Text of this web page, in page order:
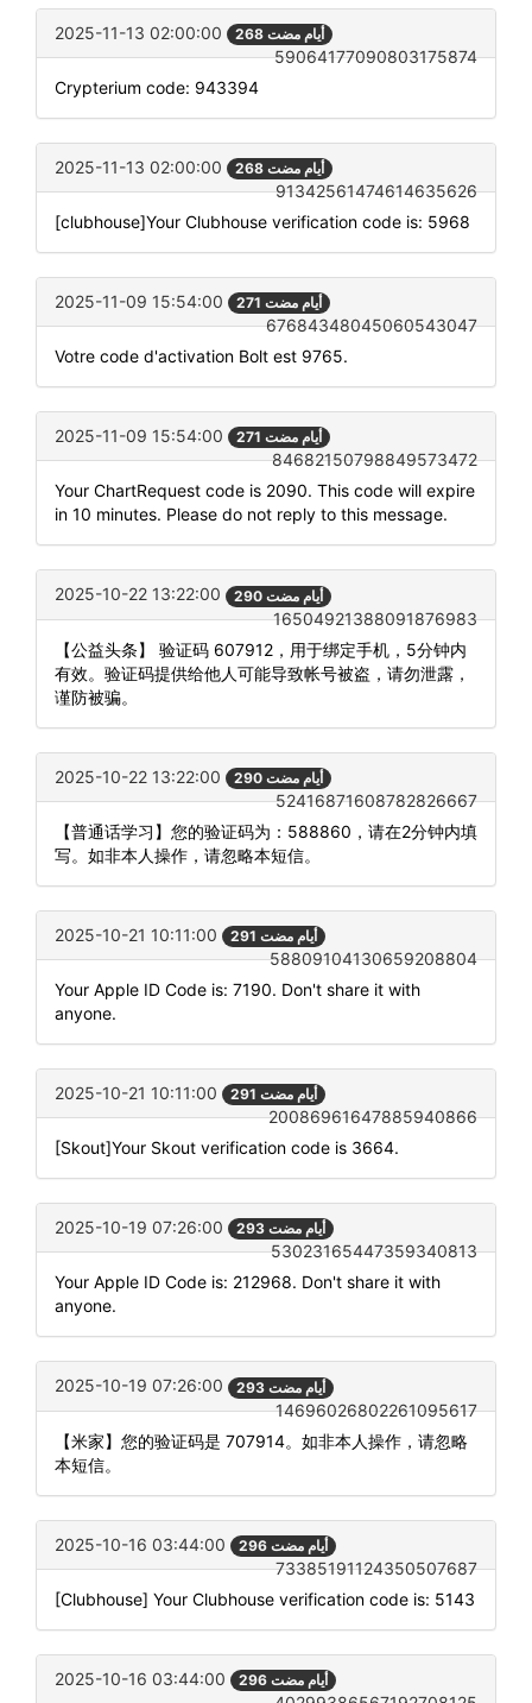
2025-11-13 02:00:00 268 أيام مضت
59064177090803175874
Crypterium code: 943394
2025-11-13 02:00:00 268 أيام مضت
91342561474614635626
[clubhouse]Your Clubhouse verification code is: 5968
2025-11-09 15:54:00 271 أيام مضت
67684348045060543047
Votre code d'activation Bolt est 9765.
2025-11-09 15:54:00 271 أيام مضت
84682150798849573472
Your ChartRequest code is 2090. This code will expire
in 10 minutes. Please do not reply to this message.
2025-10-22 13:22:00 290 أيام مضت
16504921388091876983
【公益头条】 验证码 607912，用于绑定手机，5分钟内
有效。验证码提供给他人可能导致帐号被盗，请勿泄露，
谨防被骗。
2025-10-22 13:22:00 290 أيام مضت
52416871608782826667
【普通话学习】您的验证码为：588860，请在2分钟内填
写。如非本人操作，请忽略本短信。
2025-10-21 10:11:00 291 أيام مضت
58809104130659208804
Your Apple ID Code is: 7190. Don't share it with
anyone.
2025-10-21 10:11:00 291 أيام مضت
20086961647885940866
[Skout]Your Skout verification code is 3664.
2025-10-19 07:26:00 293 أيام مضت
53023165447359340813
Your Apple ID Code is: 212968. Don't share it with
anyone.
2025-10-19 07:26:00 293 أيام مضت
14696026802261095617
【米家】您的验证码是 707914。如非本人操作，请忽略
本短信。
2025-10-16 03:44:00 296 أيام مضت
73385191124350507687
[Clubhouse] Your Clubhouse verification code is: 5143
2025-10-16 03:44:00 296 أيام مضت